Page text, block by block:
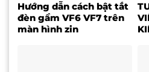
Hướng dẫn cách bật tắt
đèn gầm VF6 VF7 trên
màn hình zin